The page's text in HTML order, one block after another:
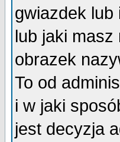
gwiazdek lub
lub jaki
obrazek
To od
i w jaki
jest decyzja